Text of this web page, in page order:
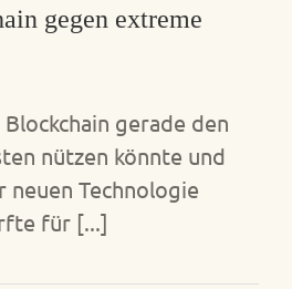
gegen extreme
gerade den
nützen könnte und
Technologie
für [...]